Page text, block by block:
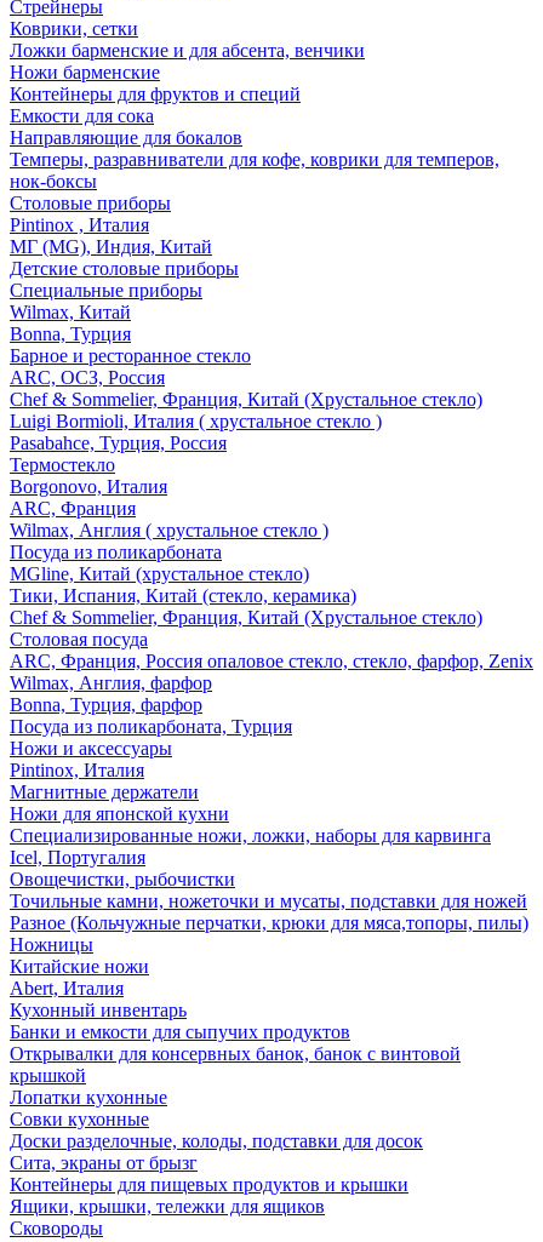
Стрейнеры
Коврики, сетки
Ложки барменские и для абсента, венчики
Ножи барменские
Контейнеры для фруктов и специй
Емкости для сока
Направляющие для бокалов
Темперы, разравниватели для кофе, коврики для темперов,
нок-боксы
Столовые приборы
Pintinox , Италия
МГ (MG), Индия, Китай
Детские столовые приборы
Специальные приборы
Wilmax, Китай
Bonna, Турция
Барное и ресторанное стекло
ARC, ОСЗ, Россия
Chef & Sommelier, Франция, Китай (Хрустальное стекло)
Luigi Bormioli, Италия ( хрустальное стекло )
Pasabahce, Турция, Россия
Термостекло
Borgonovo, Италия
ARC, Франция
Wilmax, Англия ( хрустальное стекло )
Посуда из поликарбоната
MGline, Китай (хрустальное стекло)
Тики, Испания, Китай (стекло, керамика)
Chef & Sommelier, Франция, Китай (Хрустальное стекло)
Столовая посуда
ARC, Франция, Россия опаловое стекло, стекло, фарфор, Zenix
Wilmax, Англия, фарфор
Bonna, Турция, фарфор
Посуда из поликарбоната, Турция
Ножи и аксессуары
Pintinox, Италия
Магнитные держатели
Ножи для японской кухни
Специализированные ножи, ложки, наборы для карвинга
Icel, Португалия
Овощечистки, рыбочистки
Точильные камни, ножеточки и мусаты, подставки для ножей
Разное (Кольчужные перчатки, крюки для мяса,топоры, пилы)
Ножницы
Китайские ножи
Abert, Италия
Кухонный инвентарь
Банки и емкости для сыпучих продуктов
Открывалки для консервных банок, банок с винтовой
крышкой
Лопатки кухонные
Совки кухонные
Доски разделочные, колоды, подставки для досок
Сита, экраны от брызг
Контейнеры для пищевых продуктов и крышки
Ящики, крышки, тележки для ящиков
Сковороды